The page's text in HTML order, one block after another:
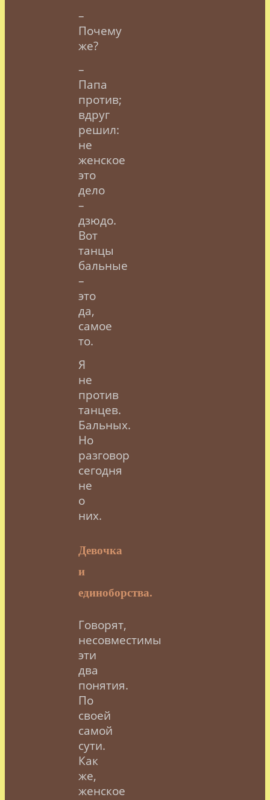
–
Почему
же?
–
Папа
против;
вдруг
решил:
не
женское
это
дело
–
дзюдо.
Вот
танцы
бальные
–
это
да,
самое
то.
Я
не
против
танцев.
Бальных.
Но
разговор
сегодня
не
о
них.
Девочка
и
единоборства.
Говорят,
несовместимы
эти
два
понятия.
По
своей
самой
сути.
Как
же,
женское